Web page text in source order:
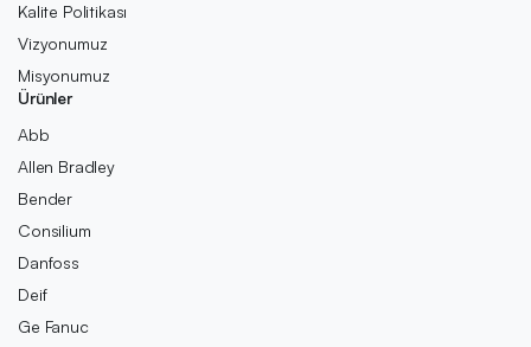
Kalite Politikası
Vizyonumuz
Misyonumuz
Ürünler
Abb
Allen Bradley
Bender
Consilium
Danfoss
Deif
Ge Fanuc